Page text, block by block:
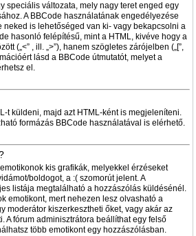
speciális változata, mely nagy teret enged egy
A BBCode használatának engedélyezése
neked is lehetőséged van ki- vagy bekapcsolni a
hasonló felépítésű, mint a HTML, kivéve hogy a
(„<” , ill. „>”), hanem szögletes zárójelben („[”,
lásd a BBCode útmutatót, melyet a
el.
t küldeni, majd azt HTML-ként is megjeleníteni.
formázás BBCode használatával is elérhető.
kis grafikák, melyekkel érzéseket
boldogot, a :( szomorút jelent. A
listája megtalálható a hozzászólás küldésénél.
emotikont, mert nehezen lesz olvasható a
moderátor kiszerkesztheti őket, vagy akár az
A fórum adminisztrátora beállíthat egy felső
több emotikont egy hozzászólásban.